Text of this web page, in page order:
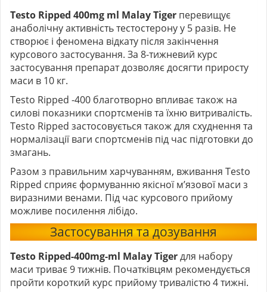
Testo Ripped 400mg ml Malay Tiger перевищує
анаболічну активність тестостерону у 5 разів. Не
створює і феномена відкату після закінчення
курсового застосування. За 8-тижневий курс
застосування препарат дозволяє досягти приросту
маси в 10 кг.
Testo Ripped -400 благотворно впливає також на
силові показники спортсменів та їхню витривалість.
Testo Ripped застосовується також для схуднення та
нормалізації ваги спортсменів під час підготовки до
змагань.
Разом з правильним харчуванням, вживання Testo
Ripped сприяє формуванню якісної м’язової маси з
виразними венами. Під час курсового прийому
можливе посилення лібідо.
Застосування та дозування
Testo Ripped-400mg-ml Malay Tigerдля набору
маси триває 9 тижнів. Початківцям рекомендується
пройти короткий курс прийому тривалістю 4 тижні.